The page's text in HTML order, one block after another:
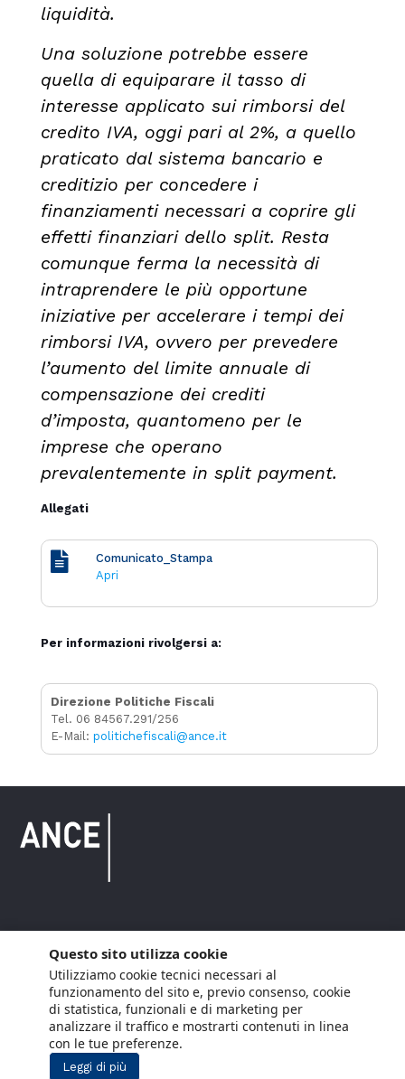
liquidità.
Una soluzione potrebbe essere
quella di equiparare il tasso di
interesse applicato sui rimborsi del
credito IVA, oggi pari al 2%, a quello
praticato dal sistema bancario e
creditizio per concedere i
finanziamenti necessari a coprire gli
effetti finanziari dello split. Resta
comunque ferma la necessità di
intraprendere le più opportune
iniziative per accelerare i tempi dei
rimborsi IVA, ovvero per prevedere
l’aumento del limite annuale di
compensazione dei crediti
d’imposta, quantomeno per le
imprese che operano
prevalentemente in split payment.
Allegati
Comunicato_Stampa
Apri
Per informazioni rivolgersi a:
Direzione Politiche Fiscali
Tel. 06 84567.291/256
E-Mail: politichefiscali@ance.it
Copyright © 2021 ANCE. Tutti i diritti riservati.
Privacy
Arianna Net
Società di
servizi
Cookie Policy
Arianna CE
Gestisci cookie
Social Media Policy
Questo sito utilizza cookie
Utilizziamo cookie tecnici necessari al
funzionamento del sito e, previo consenso, cookie
di statistica, funzionali e di marketing per
analizzare il traffico e mostrarti contenuti in linea
con le tue preferenze.
Leggi di più